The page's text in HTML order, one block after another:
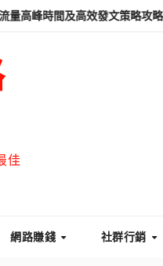
高效發文策略攻略 如何
佳
網路賺錢 社群行銷